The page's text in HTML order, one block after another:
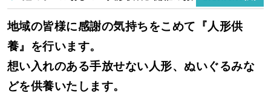
地域の皆様に感謝の気持ちをこめて『人形供
養』を行います。
想い入れのある手放せない人形、ぬいぐるみな
どを供養いたします。